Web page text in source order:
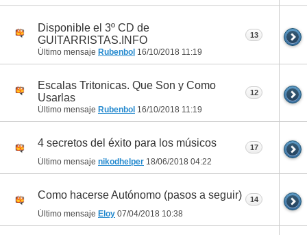
Disponible el 3º CD de
GUITARRISTAS.INFO
Último mensaje Rubenbol 16/10/2018 11:19
13
Escalas Tritonicas. Que Son y Como
Usarlas
Último mensaje Rubenbol 16/10/2018 11:19
12
4 secretos del éxito para los músicos
Último mensaje nikodhelper 18/06/2018 04:22
17
Como hacerse Autónomo (pasos a seguir)
Último mensaje Eloy 07/04/2018 10:38
14